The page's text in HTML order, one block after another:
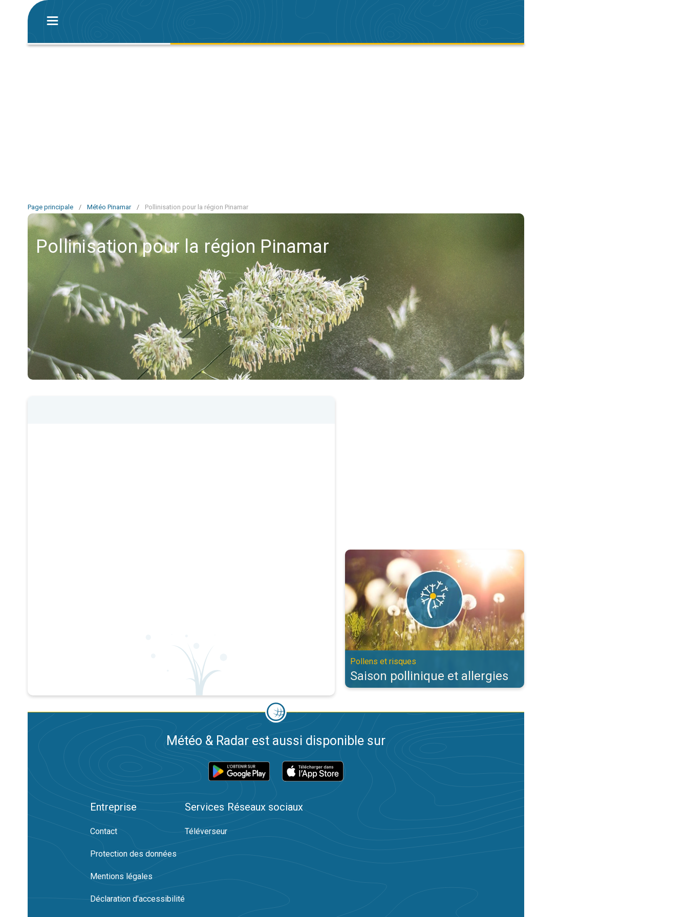
Page principale / Météo Pinamar / Pollinisation pour la région Pinamar
Pollinisation pour la région Pinamar
Saison pollinique et allergies. Pollens et risques. . .
Pollens et risques
Saison pollinique et allergies
Météo & Radar est aussi disponible sur
Entreprise
Contact
Protection des données
Mentions légales
Déclaration d'accessibilité
Services
Téléverseur
Réseaux sociaux